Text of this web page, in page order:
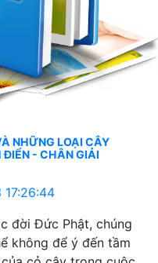
NHỮNG LOẠI CÂY
ĐIỂN - CHÂN GIẢI
17:26:44
đời Đức Phật, chúng
không để ý đến tầm